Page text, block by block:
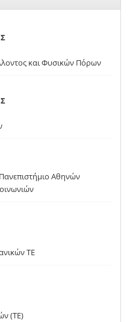
και Φυσικών Πόρων
Αθηνών
ΤΕ
(ΤΕ)